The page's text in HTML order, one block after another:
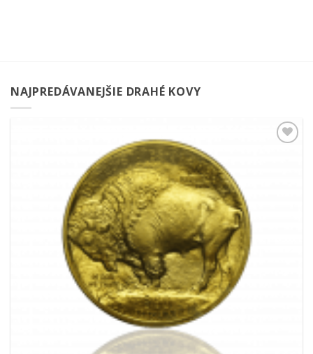
NAJPREDÁVANEJŠIE DRAHÉ KOVY